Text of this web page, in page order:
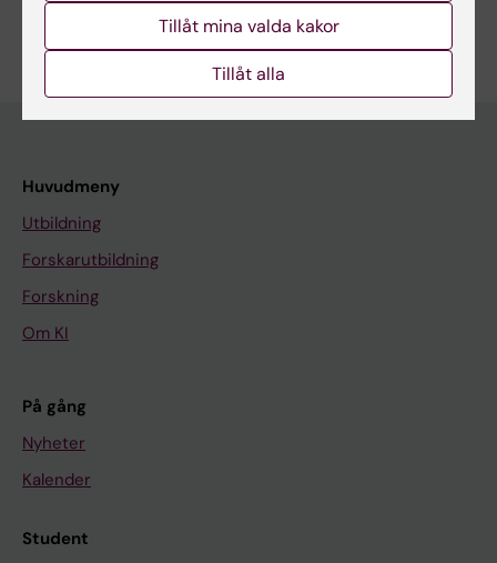
Är du Eva Tiselius?
Redigera din profil
Huvudmeny
Utbildning
Forskarutbildning
Forskning
Om KI
På gång
Nyheter
Kalender
Student
Tillåt mina valda kakor
Tillåt alla